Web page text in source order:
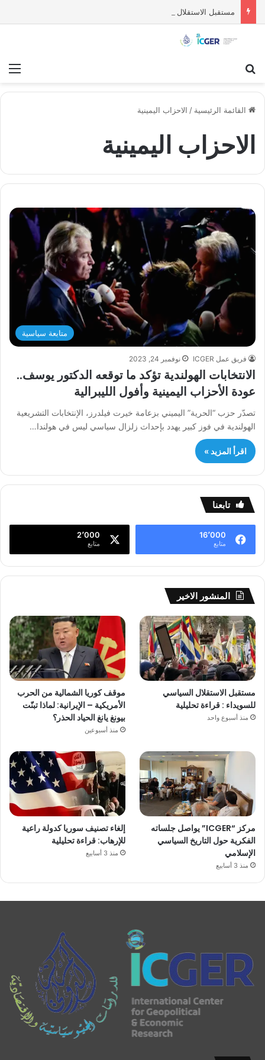
مستقبل الاستقلال السياسي للسويداء : قراءة تحليلية
القائمة الرئيسية / الاحزاب اليمينية
الاحزاب اليمينية
متابعة سياسية
فريق عمل ICGER نوفمبر 24, 2023
الانتخابات الهولندية تؤكد ما توقعه الدكتور يوسف..
عودة الأحزاب اليمينية وأفول الليبرالية
تصدّر حزب “الحرية” اليميني بزعامة خيرت فيلدرز، الإنتخابات التشريعية
الهولندية في فوز كبير يهدد بإحداث زلزال سياسي ليس في هولندا…
اقرأ المزيد »
تابعنا
16٬000
متابع
2٬000
متابع
المنشور الاخير
مستقبل الاستقلال السياسي
للسويداء : قراءة تحليلية
منذ أسبوع واحد
موقف كوريا الشمالية من الحرب
الأمريكية – الإيرانية: لماذا تبنّت
بيونغ يانغ الحياد الحذر؟
منذ أسبوعين
مركز “ICGER” يواصل جلساته
الفكرية حول التاريخ السياسي
الإسلامي
منذ 3 أسابيع
إلغاء تصنيف سوريا كدولة راعية
للإرهاب: قراءة تحليلية
منذ 3 أسابيع